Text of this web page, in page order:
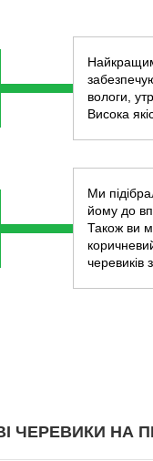
вологи,
Висока
Ми
йому до
Також ви
черевиків
ЧЕРЕВИКИ НА